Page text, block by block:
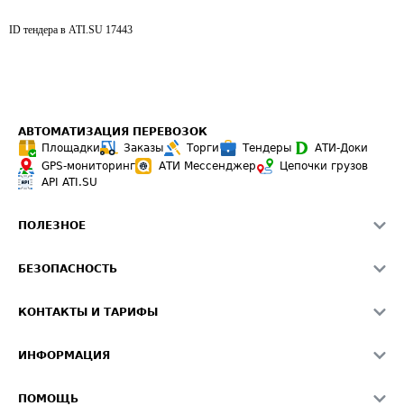
ID тендера в ATI.SU 17443
АВТОМАТИЗАЦИЯ ПЕРЕВОЗОК
Площадки
Заказы Торги Тендеры
АТИ-Доки
GPS-мониторинг
АТИ Мессенджер
Цепочки грузов
API ATI.SU
ПОЛЕЗНОЕ
Звезды ATI.SU на вашем сайте
Средние ставки
БЕЗОПАСНОСТЬ
Светофор+
О формировании Паспорта
КОНТАКТЫ И ТАРИФЫ
Реклама на сайте
ИНФОРМАЦИЯ
ПОМОЩЬ